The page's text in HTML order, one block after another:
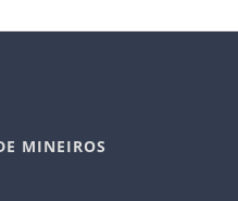
MINEIROS